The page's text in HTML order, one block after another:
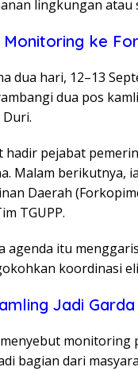
lingkungan atau
Monitoring ke
dua hari, 12–13
dua pos
hadir pejabat
Malam berikutnya,
Daerah
TGUPP.
agenda itu
koordinasi
Jadi
monitoring
bagian dari